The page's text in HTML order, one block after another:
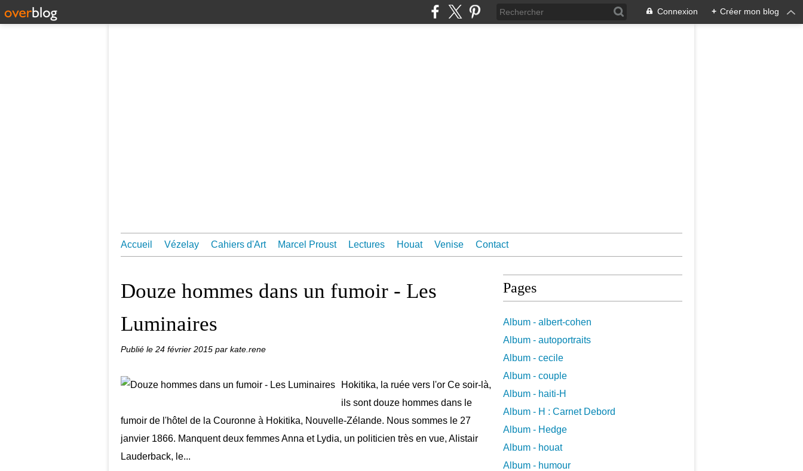
Connexion + Créer mon blog
Accueil Vézelay Cahiers d'Art Marcel Proust Lectures Houat Venise Contact
Douze hommes dans un fumoir - Les
Luminaires
Publié le 24 février 2015 par kate.rene
Hokitika, la ruée vers l'or Ce soir-là,
ils sont douze hommes dans le
fumoir de l'hôtel de la Couronne à Hokitika, Nouvelle-Zélande. Nous sommes le 27
janvier 1866. Manquent deux femmes Anna et Lydia, un politicien très en vue, Alistair
Lauderback, le...
Pages
Album - albert-cohen
Album - autoportraits
Album - cecile
Album - couple
Album - haiti-H
Album - H : Carnet Debord
Album - Hedge
Album - houat
Album - humour